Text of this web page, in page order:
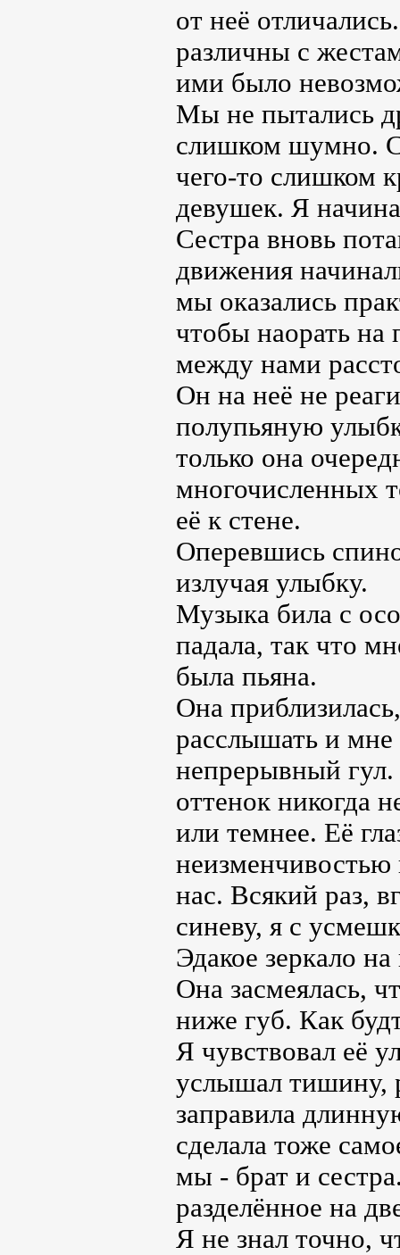
от неё
различны с
ими было
Мы не пытались
слишком шумно.
чего-то слишком
девушек. Я
Сестра вновь
движения
мы оказались
чтобы наорать на
между нами
Он на неё не
полупьяную
только она
многочисленных
её к стене.
Оперевшись
излучая улыбку.
Музыка била с
падала, так что
была пьяна.
Она
расслышать и мне
непрерывный гул.
оттенок никогда
или темнее. Её
неизменчивостью
нас. Всякий раз,
синеву, я с
Эдакое зеркало
Она засмеялась,
ниже губ. Как
Я чувствовал её
услышал тишину,
заправила
сделала тоже
мы - брат и
разделённое на
Я не знал точно,